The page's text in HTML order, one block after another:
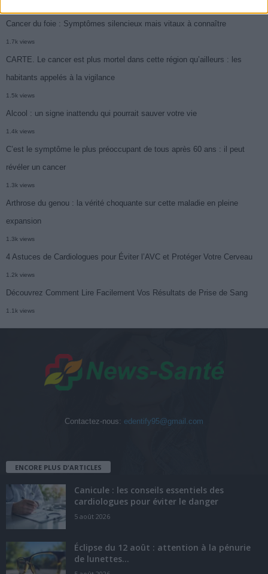
Cancer du foie : Symptômes silencieux mais vitaux à connaître
1.7k views
CARTE. Le cancer est plus mortel dans cette région qu’ailleurs : les
habitants appelés à la vigilance
1.5k views
Alcool : un signe inattendu qui pourrait sauver votre vie
1.4k views
C’est le symptôme le plus préoccupant de tous après 60 ans : il peut
révéler un cancer
1.3k views
Arthrose du genou : la vérité choquante sur cette maladie en pleine
expansion
1.3k views
4 Astuces de Cardiologues pour Éviter l’AVC et Protéger Votre Cerveau
1.2k views
Découvrez Comment Lire Facilement Vos Résultats de Prise de Sang
1.1k views
Contactez-nous: edentify95@gmail.com
ENCORE PLUS D'ARTICLES
Canicule : les conseils essentiels des
cardiologues pour éviter le danger
5 août 2026
Éclipse du 12 août : attention à la pénurie
de lunettes...